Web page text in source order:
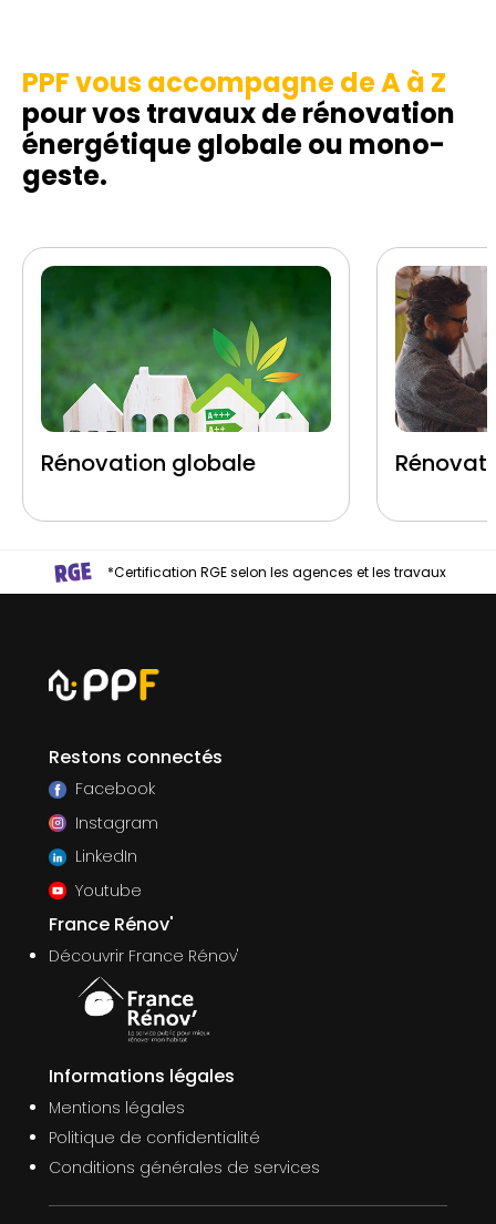
PPF vous accompagne de A à Z
pour vos travaux de rénovation
énergétique globale ou mono-
geste.
Rénovation globale
*Certification RGE selon les agences et les travaux
Restons connectés
Facebook
Instagram
LinkedIn
Youtube
France Rénov'
Découvrir France Rénov'
Informations légales
Mentions légales
Politique de confidentialité
Conditions générales de services